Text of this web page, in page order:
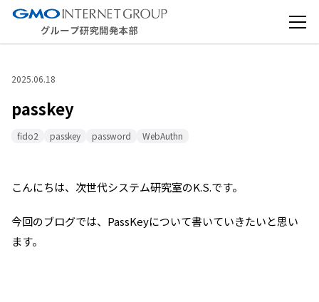
2025.06.18
passkey
fido2 passkey password WebAuthn
こんにちは、次世代システム研究室のK.S.です。
今回のブログでは、PassKeyについて書いていきたいと思い
ます。